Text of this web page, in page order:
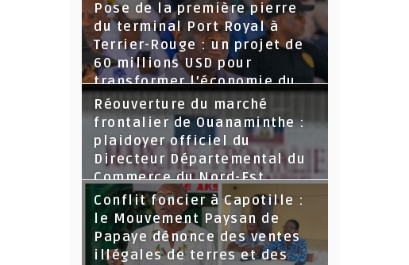
Pose de la première pierre
du terminal Port Royal à
Terrier-Rouge : un projet de
60 millions USD pour
transformer l’économie du
Nord-Est
Réouverture du marché
frontalier de Ouanaminthe :
plaidoyer officiel du
Directeur Départemental du
Commerce du Nord-Est.
Conflit foncier à Capotille :
le Mouvement Paysan de
Papaye dénonce des ventes
illégales de terres et des